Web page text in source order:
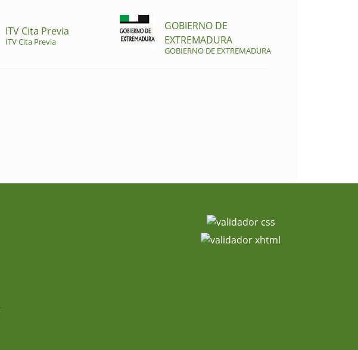
ITV Cita Previa
ITV Cita Previa
GOBIERNO DE
EXTREMADURA
GOBIERNO DE EXTREMADURA